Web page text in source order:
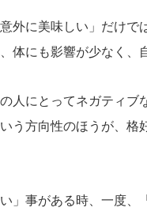
外に美味しい」だけで
体にも影響が少なく、
人にとってネガティブ
う方向性のほうが、格
」事がある時、一度、